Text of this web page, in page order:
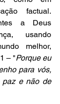
factual.
a Deus
melhor,
– "Porque eu
para vós,
paz e não de